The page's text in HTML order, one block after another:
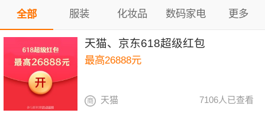
全部 服装 化妆品 数码家电 更多
天猫、京东618超级红包
最高26888元
7106人已查看
天猫